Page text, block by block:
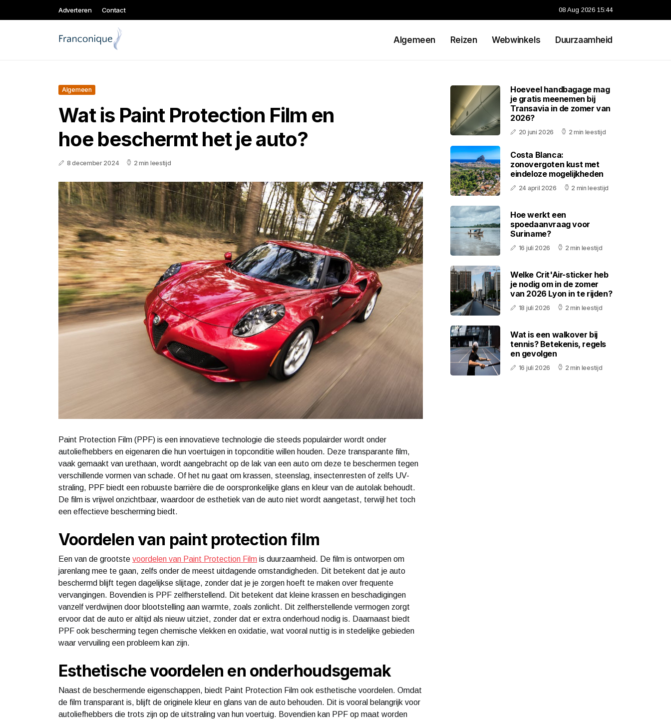
Adverteren Contact 08 Aug 2026 15:44
Algemeen Reizen Webwinkels Duurzaamheid
Algemeen
Wat is Paint Protection Film en
hoe beschermt het je auto?
8 december 2024 2 min leestijd
Paint Protection Film (PPF) is een innovatieve technologie die steeds populairder wordt onder
autoliefhebbers en eigenaren die hun voertuigen in topconditie willen houden. Deze transparante film,
vaak gemaakt van urethaan, wordt aangebracht op de lak van een auto om deze te beschermen tegen
verschillende vormen van schade. Of het nu gaat om krassen, steenslag, insectenresten of zelfs UV-
straling, PPF biedt een robuuste barrière die de oorspronkelijke glans en kleur van de autolak behoudt.
De film is vrijwel onzichtbaar, waardoor de esthetiek van de auto niet wordt aangetast, terwijl het toch
een effectieve bescherming biedt.
Voordelen van paint protection film
Een van de grootste voordelen van Paint Protection Film is duurzaamheid. De film is ontworpen om
jarenlang mee te gaan, zelfs onder de meest uitdagende omstandigheden. Dit betekent dat je auto
beschermd blijft tegen dagelijkse slijtage, zonder dat je je zorgen hoeft te maken over frequente
vervangingen. Bovendien is PPF zelfherstellend. Dit betekent dat kleine krassen en beschadigingen
vanzelf verdwijnen door blootstelling aan warmte, zoals zonlicht. Dit zelfherstellende vermogen zorgt
ervoor dat de auto er altijd als nieuw uitziet, zonder dat er extra onderhoud nodig is. Daarnaast biedt
PPF ook bescherming tegen chemische vlekken en oxidatie, wat vooral nuttig is in stedelijke gebieden
waar vervuiling een probleem kan zijn.
Esthetische voordelen en onderhoudsgemak
Naast de beschermende eigenschappen, biedt Paint Protection Film ook esthetische voordelen. Omdat
de film transparant is, blijft de originele kleur en glans van de auto behouden. Dit is vooral belangrijk voor
autoliefhebbers die trots zijn op de uitstraling van hun voertuig. Bovendien kan PPF op maat worden
Hoeveel handbagage mag
je gratis meenemen bij
Transavia in de zomer van
2026?
20 juni 2026 2 min leestijd
Costa Blanca:
zonovergoten kust met
eindeloze mogelijkheden
24 april 2026 2 min leestijd
Hoe werkt een
spoedaanvraag voor
Suriname?
16 juli 2026 2 min leestijd
Welke Crit'Air-sticker heb
je nodig om in de zomer
van 2026 Lyon in te rijden?
18 juli 2026 2 min leestijd
Wat is een walkover bij
tennis? Betekenis, regels
en gevolgen
16 juli 2026 2 min leestijd